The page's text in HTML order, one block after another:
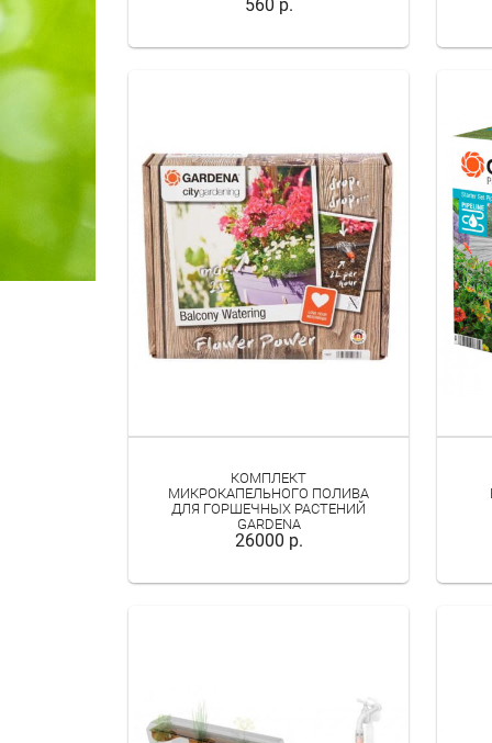
АККУМУЛЯТОРНЫЕ ИНСТРУМЕНТЫ
560 р.
КОМПЛЕКТ
МИКРОКАПЕЛЬНОГО ПОЛИВА
ДЛЯ ГОРШЕЧНЫХ РАСТЕНИЙ
GARDENA
26000 р.